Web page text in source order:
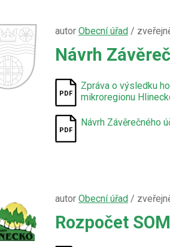
autor Obecní úřad/
Návrh
Zpráva o výsledku
mikroregionu
Návrh Závěrečného
autor Obecní úřad/
Rozpočet